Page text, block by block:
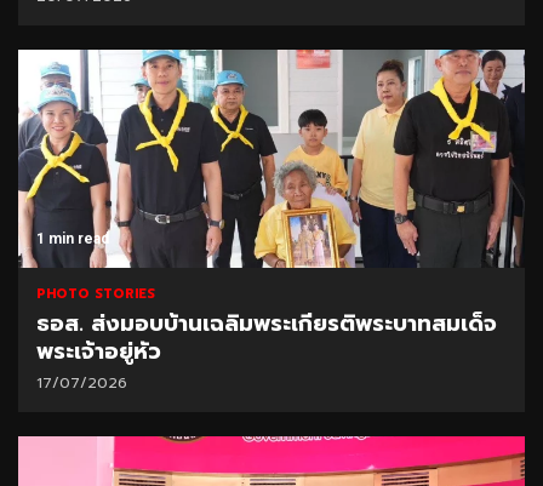
1 min read
PHOTO STORIES
ธอส. ส่งมอบบ้านเฉลิมพระเกียรติพระบาทสมเด็จ
พระเจ้าอยู่หัว
17/07/2026